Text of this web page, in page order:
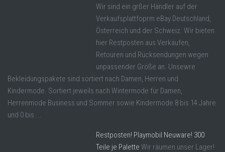
Wir sind ein grßer Händler auf der
Verkaufsplattfoprm eBay Deutschland,
Österreich und der Schweiz. Wir bieten
hier Restposten aus Verkäufen,
Retouren und Rücksendungen wegen
unpassender Größe an. Unsewre
Bekleidungspakete sind sortiert nach Damen, Herren und
Kindermode. Sortiert jeweils nach Wintermode für Damen,
Herrenmode Business und Sommer sowie Kindermode 8 bis 14 Jahre
und 0 bis ...
Restposten! Playmobil Neuware! 300
Teile je Palette Wir räumen unser Lager!